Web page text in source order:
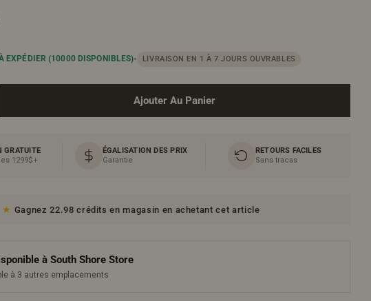
modal
EXPÉDIER (10000 DISPONIBLES)• LIVRAISON EN 1 À 7 JOURS OUVRABLES
Pour Meuble-Lavabo Mural Simple 36&quot; Dorato
La Quantité Pour Meuble-Lavabo Mural Simple 36&quot;
Ajouter Au Panier
GRATUITE
1299$+
ÉGALISATION DES PRIX
Garantie
RETOURS FACILES
Sans tracas
Gagnez 22.98 crédits en magasin en achetant cet article
à South Shore Store
à 3 autres emplacements